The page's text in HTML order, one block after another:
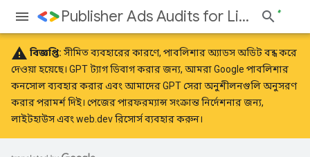
Publisher Ads Audits for Lighthouse
warning বিজ্ঞপ্তি: সীমিত ব্যবহারের কারণে, পাবলিশার অ্যাডস অডিট বন্ধ করে
দেওয়া হয়েছে। GPT ট্যাগ ডিবাগ করার জন্য, আমরাGoogle পাবলিশার
কনসোলব্যবহার করার এবং আমাদের GPTসেরা অনুশীলনগুলিঅনুসরণ
করার পরামর্শ দিই। পেজের পারফরম্যান্স সংক্রান্ত নির্দেশনার জন্য,
লাইটহাউসএবং web.devরিসোর্স ব্যবহার করুন।